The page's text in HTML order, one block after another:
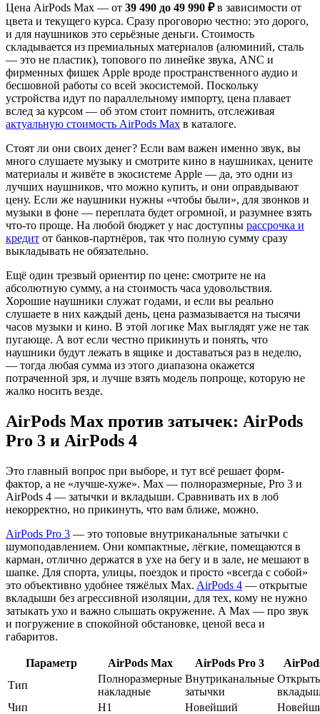
Цена AirPods Max — от 39 490 до 49 990 ₽в зависимости от
цвета и текущего курса. Сразу проговорю честно: это дорого,
и для наушников это серьёзные деньги. Стоимость
складывается из премиальных материалов (алюминий, сталь
— это не пластик), топового по линейке звука, ANC и
фирменных фишек Apple вроде пространственного аудио и
бесшовной работы со всей экосистемой. Поскольку
устройства идут по параллельному импорту, цена плавает
вслед за курсом — об этом стоит помнить, отслеживая
актуальную стоимость AirPods Max в каталоге.
Стоят ли они своих денег? Если вам важен именно звук, вы
много слушаете музыку и смотрите кино в наушниках, цените
материалы и живёте в экосистеме Apple — да, это одни из
лучших наушников, что можно купить, и они оправдывают
цену. Если же наушники нужны «чтобы были», для звонков и
музыки в фоне — переплата будет огромной, и разумнее взять
что-то проще. На любой бюджет у нас доступны рассрочка и
кредит от банков-партнёров, так что полную сумму сразу
выкладывать не обязательно.
Ещё один трезвый ориентир по цене: смотрите не на
абсолютную сумму, а на стоимость часа удовольствия.
Хорошие наушники служат годами, и если вы реально
слушаете в них каждый день, цена размазывается на тысячи
часов музыки и кино. В этой логике Max выглядят уже не так
пугающе. А вот если честно прикинуть и понять, что
наушники будут лежать в ящике и доставаться раз в неделю,
— тогда любая сумма из этого диапазона окажется
потраченной зря, и лучше взять модель попроще, которую не
жалко носить везде.
AirPods Max против затычек: AirPods
Pro 3 и AirPods 4
Это главный вопрос при выборе, и тут всё решает форм-
фактор, а не «лучше-хуже». Max — полноразмерные, Pro 3 и
AirPods 4 — затычки и вкладыши. Сравнивать их в лоб
некорректно, но прикинуть, что вам ближе, можно.
AirPods Pro 3 — это топовые внутриканальные затычки с
шумоподавлением. Они компактные, лёгкие, помещаются в
карман, отлично держатся в ухе на бегу и в зале, не мешают в
шапке. Для спорта, улицы, поездок и просто «всегда с собой»
это объективно удобнее тяжёлых Max. AirPods 4 — открытые
вкладыши без агрессивной изоляции, для тех, кому не нужно
затыкать ухо и важно слышать окружение. А Max — про звук
и погружение в спокойной обстановке, ценой веса и
габаритов.
Параметр AirPods Max AirPods Pro 3
Тип
Полноразмерные
накладные
Внутриканальные
затычки
Чип
H1 Новейший